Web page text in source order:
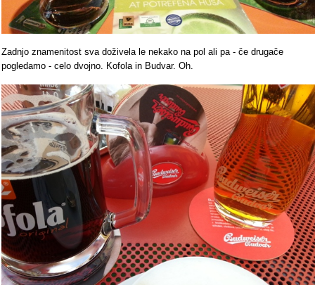
Zadnjo znamenitost sva doživela le nekako na pol ali pa - če drugače
pogledamo - celo dvojno. Kofola in Budvar. Oh.